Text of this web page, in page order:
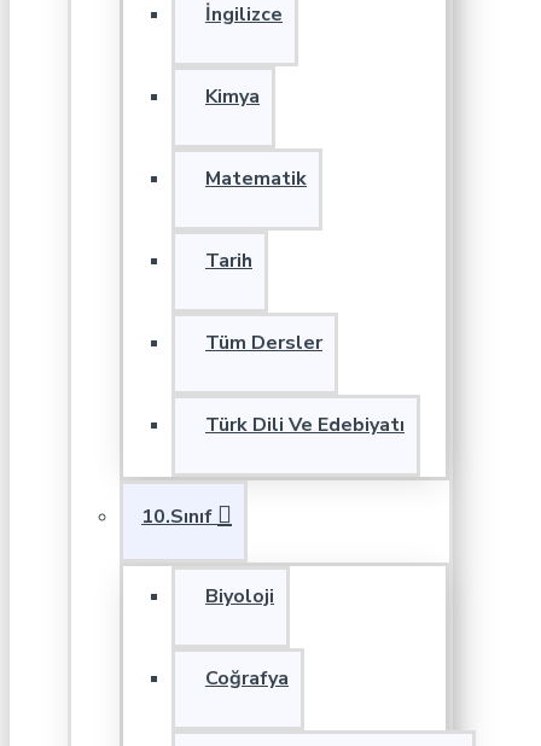
İngilizce
Kimya
Matematik
Tarih
Tüm Dersler
Türk Dili Ve Edebiyatı
10.Sınıf
Biyoloji
Coğrafya